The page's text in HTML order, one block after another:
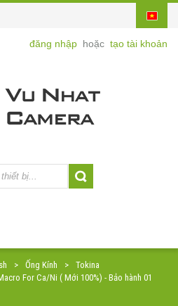
đăng nhập hoặc tạo tài khoản
Ống Kính
Tokina
For Ca/Ni ( Mới 100%) - Bảo hành 01